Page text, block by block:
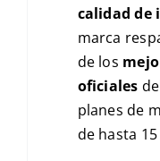
calidad de
marca
de los
oficiales
planes de
de hasta